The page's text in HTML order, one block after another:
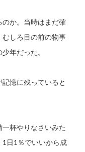
のか。当時はまだ確
しろ目の前の物事
年だった。
憶に残っていると
一杯やりなさいみた
1日1％でいいから成